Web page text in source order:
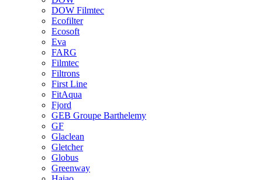
DOW Filmtec
Ecofilter
Ecosoft
Eva
FARG
Filmtec
Filtrons
First Line
FitAqua
Fjord
GEB Groupe Barthelemy
GF
Glaclean
Gletcher
Globus
Greenway